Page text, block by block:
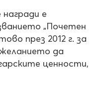
е
„Почетен
през 2012 г. за
да
ценности,